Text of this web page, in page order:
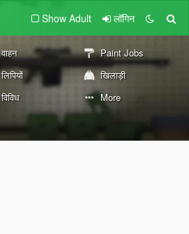
Show Adult लॉगिन
वाहन
Paint Jobs
लिपियों
खिलाड़ी
विविध More